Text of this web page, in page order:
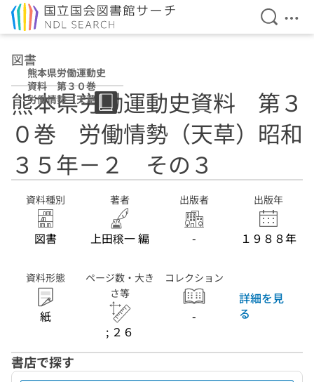
検索を
メ
図書
熊本県労働運動史
資料 第３０巻
労働情勢（天草）
昭和３５年－２
その３
熊本県労働運動史資料 第３
０巻 労働情勢（天草）昭和
３５年－２ その３
資料種別
図書
著者
上田穣一 編
出版者
-
出版年
１９８８年
資料形態
紙
ページ数・大き
さ等
; ２６
コレクション
-
詳細を見
る
書店で探す